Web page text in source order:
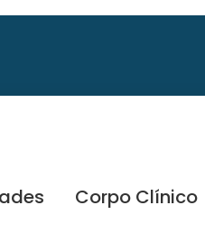
Corpo Clínico